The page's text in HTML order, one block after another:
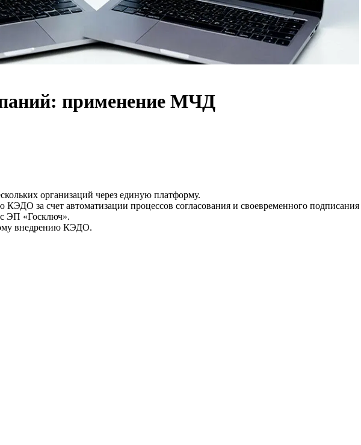
применение МЧД
организаций через единую платформу.
КЭДО за счет автоматизации процессов согласования и своевременного
с ЭП «Госключ».
внедрению КЭДО.